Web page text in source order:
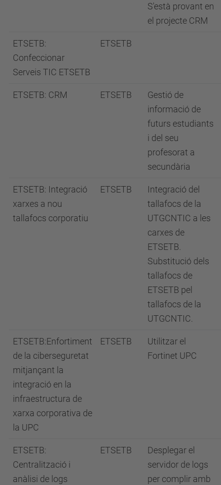
S'està provant en
el projecte CRM
ETSETB:
Confeccionar
Serveis TIC ETSETB
ETSETB
ETSETB: CRM ETSETB
Gestió de
informació de
futurs estudiants
i del seu
profesorat a
secundària
ETSETB: Integració
xarxes a nou
tallafocs corporatiu
ETSETB
Integració del
tallafocs de la
UTGCNTIC a les
carxes de
ETSETB.
Substitució dels
tallafocs de
ETSETB pel
tallafocs de la
UTGCNTIC.
ETSETB:Enfortiment
de la ciberseguretat
mitjançant la
integració en la
infraestructura de
xarxa corporativa de
la UPC
ETSETB
Utilitzar el
Fortinet UPC
ETSETB:
Centralització i
anàlisi de logs
ETSETB
Desplegar el
servidor de logs
per complir amb